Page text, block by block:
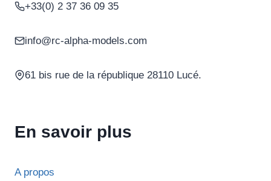
options
être
sur
produit
+33(0) 2 37 36 09 35
info@rc-alpha-models.com
61 bis rue de la république 28110 Lucé.
En savoir plus
A propos